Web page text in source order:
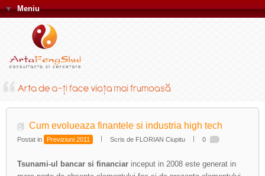
▼Meniu
Cum evolueaza finantele si industria high tech
Postat in Previziuni 2011 Scris de FLORIAN Ciupitu 0
Tsunami-ul bancar si financiar inceput in 2008 este generat in